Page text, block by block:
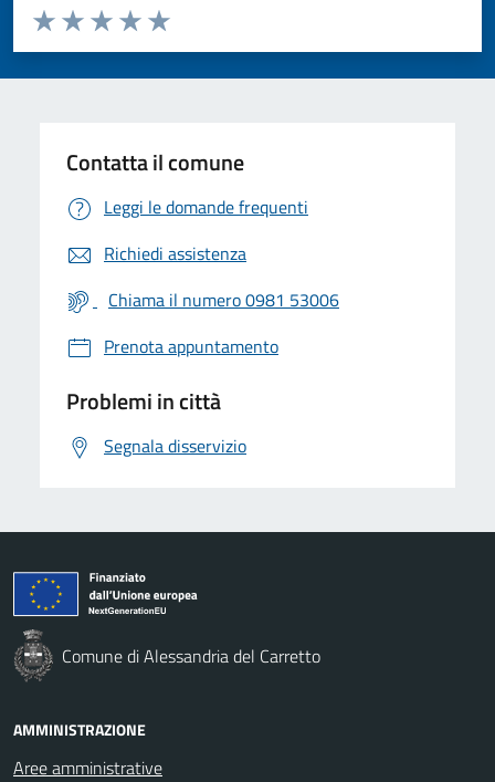
Valuta da 1 a 5 stelle la pagina
Valuta 5 stelle su 5
Valuta 4 stelle su 5
Valuta 3 stelle su 5
Valuta 2 stelle su 5
Valuta 1 stelle su 5
Contatta il comune
Leggi le domande frequenti
Richiedi assistenza
Chiama il numero 0981 53006
Prenota appuntamento
Problemi in città
Segnala disservizio
Comune di Alessandria del Carretto
AMMINISTRAZIONE
Aree amministrative